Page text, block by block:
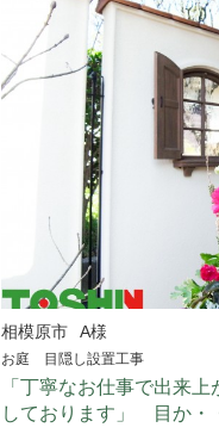
相模原市 A様
お庭 目隠し設置工事
「丁寧なお仕事で出来
しております」 目か・